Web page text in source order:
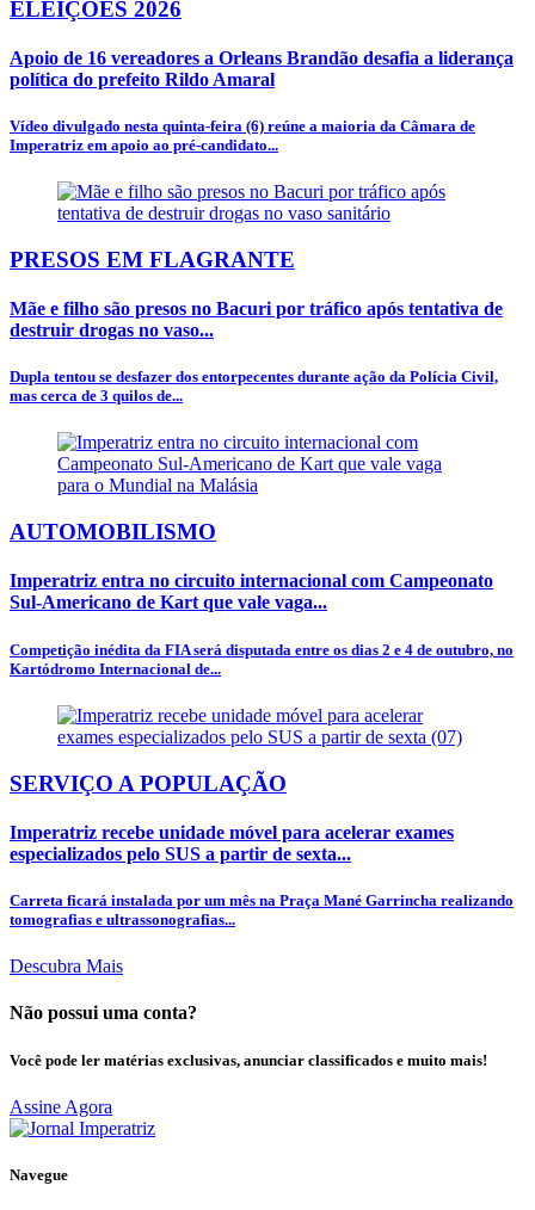
ELEIÇÕES 2026
Apoio de 16 vereadores a Orleans Brandão desafia a liderança
política do prefeito Rildo Amaral
Vídeo divulgado nesta quinta-feira (6) reúne a maioria da Câmara de
Imperatriz em apoio ao pré-candidato...
PRESOS EM FLAGRANTE
Mãe e filho são presos no Bacuri por tráfico após tentativa de
destruir drogas no vaso...
Dupla tentou se desfazer dos entorpecentes durante ação da Polícia Civil,
mas cerca de 3 quilos de...
AUTOMOBILISMO
Imperatriz entra no circuito internacional com Campeonato
Sul-Americano de Kart que vale vaga...
Competição inédita da FIA será disputada entre os dias 2 e 4 de outubro, no
Kartódromo Internacional de...
SERVIÇO A POPULAÇÃO
Imperatriz recebe unidade móvel para acelerar exames
especializados pelo SUS a partir de sexta...
Carreta ficará instalada por um mês na Praça Mané Garrincha realizando
tomografias e ultrassonografias...
Descubra Mais
Não possui uma conta?
Você pode ler matérias exclusivas, anunciar classificados e muito mais!
Assine Agora
Navegue